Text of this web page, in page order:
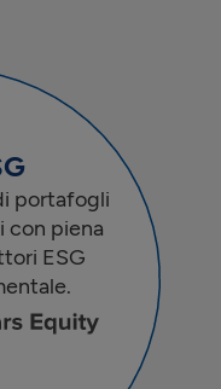
portafogli
con piena
ESG